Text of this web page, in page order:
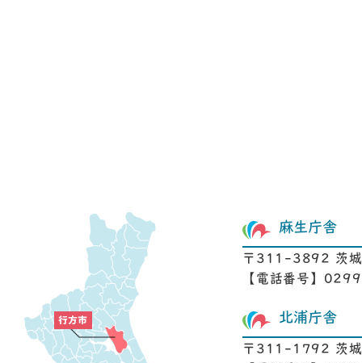
麻生庁舎
〒311-3892 茨
【電話番号】
北浦庁舎
〒311-1792 茨